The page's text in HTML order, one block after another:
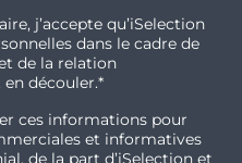
j’accepte qu’iSelection
dans le cadre de
de la relation
découler.*
ces informations pour
et informatives
de la part d’iSelection et